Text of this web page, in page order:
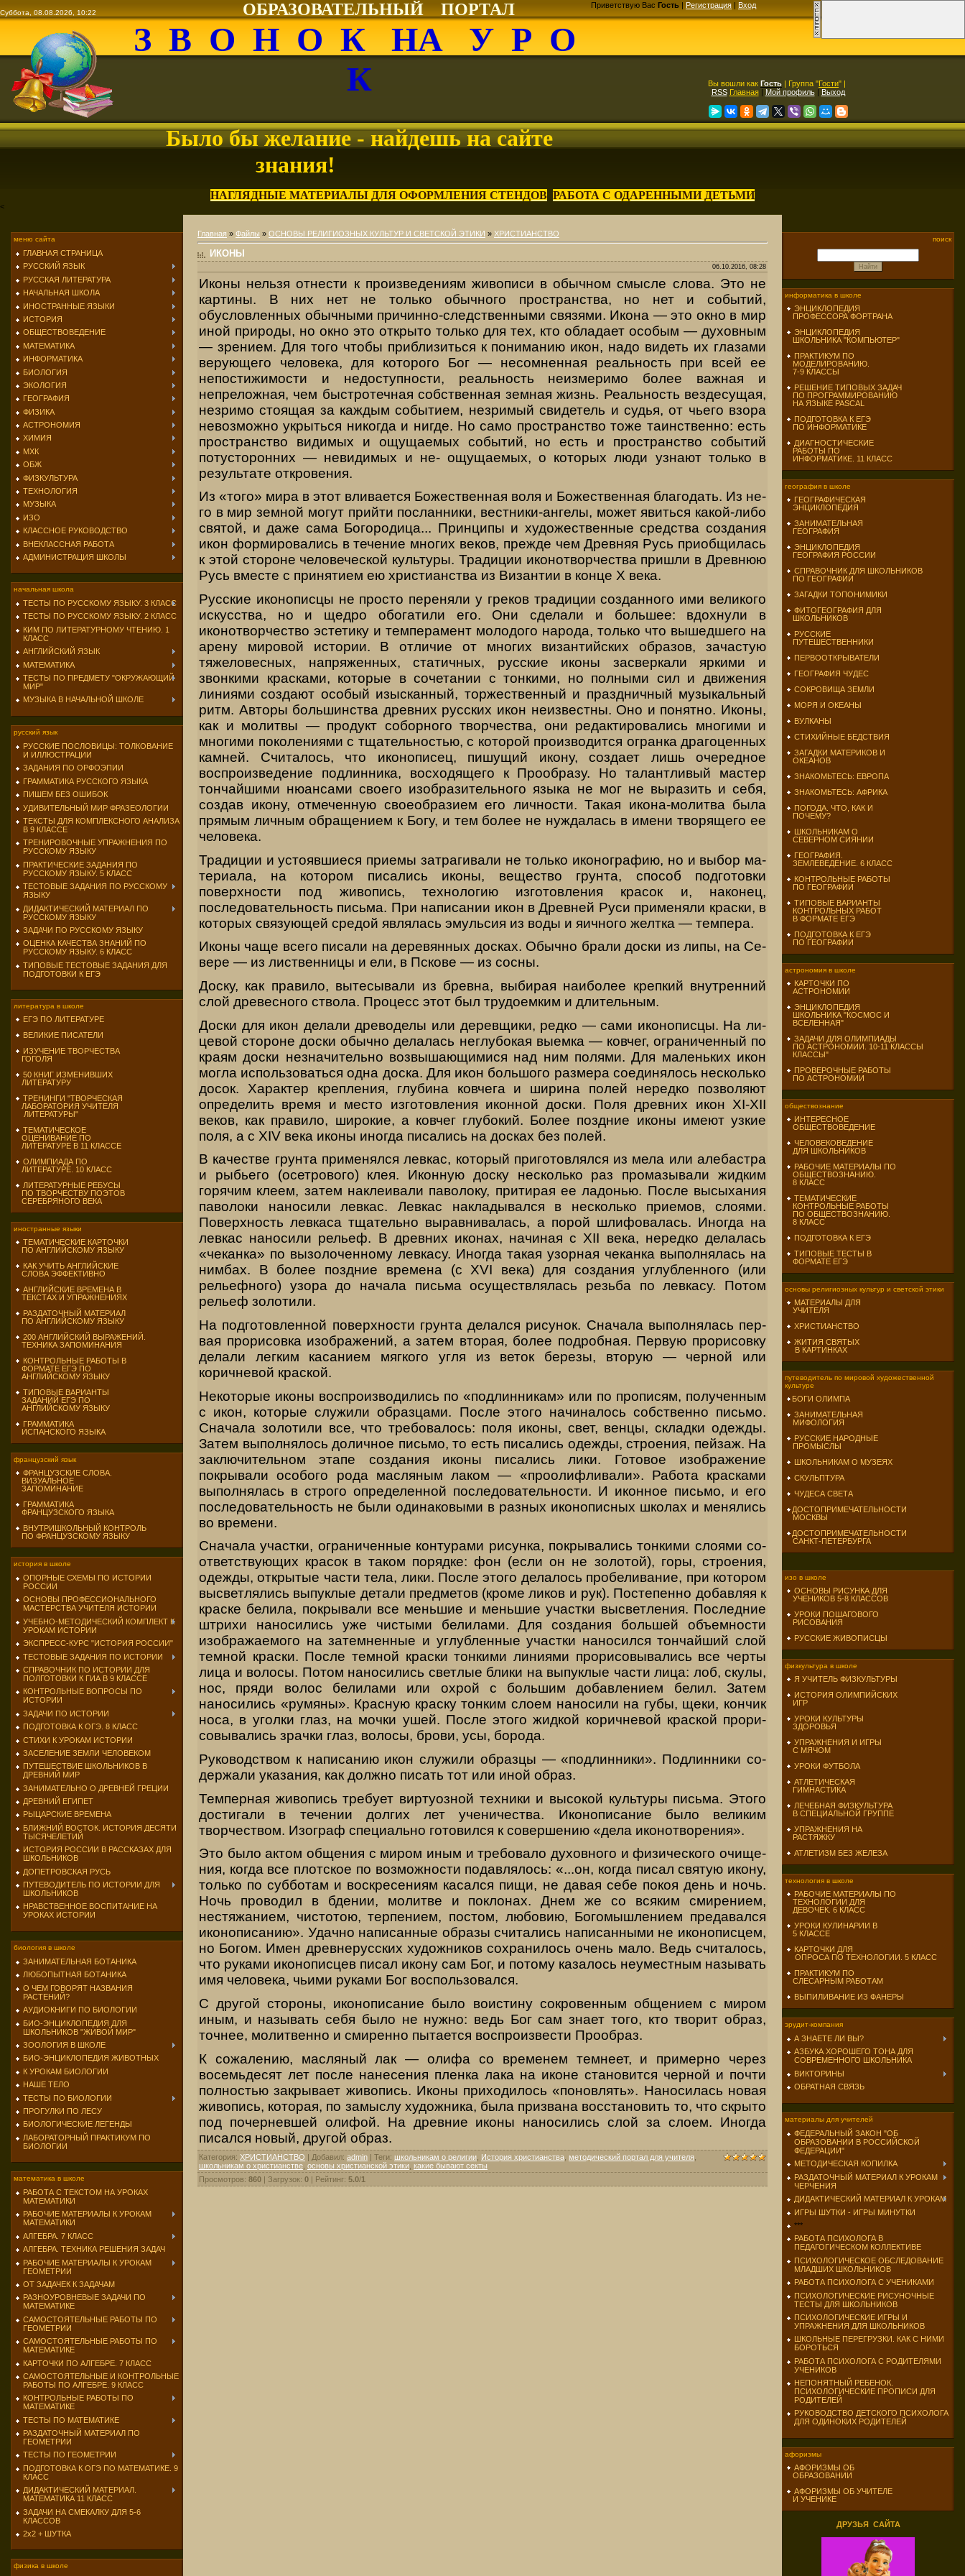
Суббота, 08.08.2026, 10:22 ОБРАЗОВАТЕЛЬНЫЙ ПОРТАЛ Приветствую Вас Гость | Регистрация | Вход
З В О Н О К НА У Р О
К
Было бы желание - найдешь на сайте
знания!
Вы вошли как Гость | Группа "Гости" |
RSS Главная| Мой профиль| Выход
НАГЛЯДНЫЕ МАТЕРИАЛЫ ДЛЯ ОФОРМЛЕНИЯ СТЕНДОВ РАБОТА С ОДАРЕННЫМИ ДЕТЬМИ
<
меню сайта
ГЛАВНАЯ СТРАНИЦА
РУССКИЙ ЯЗЫК
РУССКАЯ ЛИТЕРАТУРА
НАЧАЛЬНАЯ ШКОЛА
ИНОСТРАННЫЕ ЯЗЫКИ
ИСТОРИЯ
ОБЩЕСТВОВЕДЕНИЕ
МАТЕМАТИКА
ИНФОРМАТИКА
БИОЛОГИЯ
ЭКОЛОГИЯ
ГЕОГРАФИЯ
ФИЗИКА
АСТРОНОМИЯ
ХИМИЯ
МХК
ОБЖ
ФИЗКУЛЬТУРА
ТЕХНОЛОГИЯ
МУЗЫКА
ИЗО
КЛАССНОЕ РУКОВОДСТВО
ВНЕКЛАССНАЯ РАБОТА
АДМИНИСТРАЦИЯ ШКОЛЫ
начальная школа
ТЕСТЫ ПО РУССКОМУ ЯЗЫКУ. 3 КЛАСС
ТЕСТЫ ПО РУССКОМУ ЯЗЫКУ. 2 КЛАСС
КИМ ПО ЛИТЕРАТУРНОМУ ЧТЕНИЮ. 1
КЛАСС
АНГЛИЙСКИЙ ЯЗЫК
МАТЕМАТИКА
ТЕСТЫ ПО ПРЕДМЕТУ "ОКРУЖАЮЩИЙ
МИР"
МУЗЫКА В НАЧАЛЬНОЙ ШКОЛЕ
русский язык
РУССКИЕ ПОСЛОВИЦЫ: ТОЛКОВАНИЕ
И ИЛЛЮСТРАЦИИ
ЗАДАНИЯ ПО ОРФОЭПИИ
ГРАММАТИКА РУССКОГО ЯЗЫКА
ПИШЕМ БЕЗ ОШИБОК
УДИВИТЕЛЬНЫЙ МИР ФРАЗЕОЛОГИИ
ТЕКСТЫ ДЛЯ КОМПЛЕКСНОГО АНАЛИЗА
В 9 КЛАССЕ
ТРЕНИРОВОЧНЫЕ УПРАЖНЕНИЯ ПО
РУССКОМУ ЯЗЫКУ
ПРАКТИЧЕСКИЕ ЗАДАНИЯ ПО
РУССКОМУ ЯЗЫКУ. 5 КЛАСС
ТЕСТОВЫЕ ЗАДАНИЯ ПО РУССКОМУ
ЯЗЫКУ
ДИДАКТИЧЕСКИЙ МАТЕРИАЛ ПО
РУССКОМУ ЯЗЫКУ
ЗАДАЧИ ПО РУССКОМУ ЯЗЫКУ
ОЦЕНКА КАЧЕСТВА ЗНАНИЙ ПО
РУССКОМУ ЯЗЫКУ. 6 КЛАСС
ТИПОВЫЕ ТЕСТОВЫЕ ЗАДАНИЯ ДЛЯ
ПОДГОТОВКИ К ЕГЭ
литература в школе
ЕГЭ ПО ЛИТЕРАТУРЕ
ВЕЛИКИЕ ПИСАТЕЛИ
ИЗУЧЕНИЕ ТВОРЧЕСТВА
ГОГОЛЯ
50 КНИГ ИЗМЕНИВШИХ
ЛИТЕРАТУРУ
ТРЕНИНГИ "ТВОРЧЕСКАЯ
ЛАБОРАТОРИЯ УЧИТЕЛЯ
ЛИТЕРАТУРЫ"
ТЕМАТИЧЕСКОЕ
ОЦЕНИВАНИЕ ПО
ЛИТЕРАТУРЕ В 11 КЛАССЕ
ОЛИМПИАДА ПО
ЛИТЕРАТУРЕ. 10 КЛАСС
ЛИТЕРАТУРНЫЕ РЕБУСЫ
ПО ТВОРЧЕСТВУ ПОЭТОВ
СЕРЕБРЯНОГО ВЕКА
иностранные языки
ТЕМАТИЧЕСКИЕ КАРТОЧКИ
ПО АНГЛИЙСКОМУ ЯЗЫКУ
КАК УЧИТЬ АНГЛИЙСКИЕ
СЛОВА ЭФФЕКТИВНО
АНГЛИЙСКИЕ ВРЕМЕНА В
ТЕКСТАХ И УПРАЖНЕНИЯХ
РАЗДАТОЧНЫЙ МАТЕРИАЛ
ПО АНГЛИЙСКОМУ ЯЗЫКУ
200 АНГЛИЙСКИЙ ВЫРАЖЕНИЙ.
ТЕХНИКА ЗАПОМИНАНИЯ
КОНТРОЛЬНЫЕ РАБОТЫ В
ФОРМАТЕ ЕГЭ ПО
АНГЛИЙСКОМУ ЯЗЫКУ
ТИПОВЫЕ ВАРИАНТЫ
ЗАДАНИЙ ЕГЭ ПО
АНГЛИЙСКОМУ ЯЗЫКУ
ГРАММАТИКА
ИСПАНСКОГО ЯЗЫКА
французский язык
ФРАНЦУЗСКИЕ СЛОВА.
ВИЗУАЛЬНОЕ
ЗАПОМИНАНИЕ
ГРАММАТИКА
ФРАНЦУЗСКОГО ЯЗЫКА
ВНУТРИШКОЛЬНЫЙ КОНТРОЛЬ
ПО ФРАНЦУЗСКОМУ ЯЗЫКУ
история в школе
ОПОРНЫЕ СХЕМЫ ПО ИСТОРИИ
РОССИИ
ОСНОВЫ ПРОФЕССИОНАЛЬНОГО
МАСТЕРСТВА УЧИТЕЛЯ ИСТОРИИ
УЧЕБНО-МЕТОДИЧЕСКИЙ КОМПЛЕКТ К
УРОКАМ ИСТОРИИ
ЭКСПРЕСС-КУРС "ИСТОРИЯ РОССИИ"
ТЕСТОВЫЕ ЗАДАНИЯ ПО ИСТОРИИ
СПРАВОЧНИК ПО ИСТОРИИ ДЛЯ
ПОЛГОТОВКИ К ГИА В 9 КЛАССЕ
КОНТРОЛЬНЫЕ ВОПРОСЫ ПО
ИСТОРИИ
ЗАДАЧИ ПО ИСТОРИИ
ПОДГОТОВКА К ОГЭ. 8 КЛАСС
СТИХИ К УРОКАМ ИСТОРИИ
ЗАСЕЛЕНИЕ ЗЕМЛИ ЧЕЛОВЕКОМ
ПУТЕШЕСТВИЕ ШКОЛЬНИКОВ В
ДРЕВНИЙ МИР
ЗАНИМАТЕЛЬНО О ДРЕВНЕЙ ГРЕЦИИ
ДРЕВНИЙ ЕГИПЕТ
РЫЦАРСКИЕ ВРЕМЕНА
БЛИЖНИЙ ВОСТОК. ИСТОРИЯ ДЕСЯТИ
ТЫСЯЧЕЛЕТИЙ
ИСТОРИЯ РОССИИ В РАССКАЗАХ ДЛЯ
ШКОЛЬНИКОВ
ДОПЕТРОВСКАЯ РУСЬ
ПУТЕВОДИТЕЛЬ ПО ИСТОРИИ ДЛЯ
ШКОЛЬНИКОВ
НРАВСТВЕННОЕ ВОСПИТАНИЕ НА
УРОКАХ ИСТОРИИ
биология в школе
ЗАНИМАТЕЛЬНАЯ БОТАНИКА
ЛЮБОПЫТНАЯ БОТАНИКА
О ЧЕМ ГОВОРЯТ НАЗВАНИЯ
РАСТЕНИЙ?
АУДИОКНИГИ ПО БИОЛОГИИ
БИО-ЭНЦИКЛОПЕДИЯ ДЛЯ
ШКОЛЬНИКОВ "ЖИВОЙ МИР"
ЗООЛОГИЯ В ШКОЛЕ
БИО-ЭНЦИКЛОПЕДИЯ ЖИВОТНЫХ
К УРОКАМ БИОЛОГИИ
НАШЕ ТЕЛО
ТЕСТЫ ПО БИОЛОГИИ
ПРОГУЛКИ ПО ЛЕСУ
БИОЛОГИЧЕСКИЕ ЛЕГЕНДЫ
ЛАБОРАТОРНЫЙ ПРАКТИКУМ ПО
БИОЛОГИИ
математика в школе
РАБОТА С ТЕКСТОМ НА УРОКАХ
МАТЕМАТИКИ
РАБОЧИЕ МАТЕРИАЛЫ К УРОКАМ
МАТЕМАТИКИ
АЛГЕБРА. 7 КЛАСС
АЛГЕБРА. ТЕХНИКА РЕШЕНИЯ ЗАДАЧ
РАБОЧИЕ МАТЕРИАЛЫ К УРОКАМ
ГЕОМЕТРИИ
ОТ ЗАДАЧЕК К ЗАДАЧАМ
РАЗНОУРОВНЕВЫЕ ЗАДАЧИ ПО
МАТЕМАТИКЕ
САМОСТОЯТЕЛЬНЫЕ РАБОТЫ ПО
ГЕОМЕТРИИ
САМОСТОЯТЕЛЬНЫЕ РАБОТЫ ПО
МАТЕМАТИКЕ
КАРТОЧКИ ПО АЛГЕБРЕ. 7 КЛАСС
САМОСТОЯТЕЛЬНЫЕ И КОНТРОЛЬНЫЕ
РАБОТЫ ПО АЛГЕБРЕ. 9 КЛАСС
КОНТРОЛЬНЫЕ РАБОТЫ ПО
МАТЕМАТИКЕ
ТЕСТЫ ПО МАТЕМАТИКЕ
РАЗДАТОЧНЫЙ МАТЕРИАЛ ПО
ГЕОМЕТРИИ
ТЕСТЫ ПО ГЕОМЕТРИИ
ПОДГОТОВКА К ОГЭ ПО МАТЕМАТИКЕ. 9
КЛАСС
ДИДАКТИЧЕСКИЙ МАТЕРИАЛ.
МАТЕМАТИКА 11 КЛАСС
ЗАДАЧИ НА СМЕКАЛКУ ДЛЯ 5-6
КЛАССОВ
2х2 + ШУТКА
физика в школе
Главная » Файлы » ОСНОВЫ РЕЛИГИОЗНЫХ КУЛЬТУР И СВЕТСКОЙ ЭТИКИ » ХРИСТИАНСТВО
ИКОНЫ
06.10.2016, 08:28
Иконы нельзя отнести к произведениям живописи в обычном смысле слова. Это не
картины. В них нет не только обычного про­странства, но нет и событий,
обусловленных обычными причинно-следственными связя­ми. Икона — это окно в мир
иной природы, но окно это открыто только для тех, кто об­ладает особым — духовным
— зрением. Для того чтобы приблизиться к пониманию икон, надо видеть их глазами
верующего че­ловека, для которого Бог — несомненная ре­альность при всей ее
непостижимости и не­доступности, реальность неизмеримо более важная и
непреложная, чем быстротечная собственная земная жизнь. Реальность вездесущая,
незримо стоящая за каждым собы­тием, незримый свидетель и судья, от чьего взора
невозможно укрыться никогда и ни­где. Но само пространство тоже таинствен­но: есть
пространство видимых и ощущае­мых событий, но есть и пространство событий
потусторонних — невидимых и не- ощущаемых, о которых люди узнают только в
результате откровения.
Из «того» мира в этот вливается Божест­венная воля и Божественная благодать. Из не­
го в мир земной могут прийти посланники, ве­стники-ангелы, может явиться какой-либо
святой, и даже сама Богородица... Принципы и художественные средства создания
икон формировались в течение многих веков, прежде чем Древняя Русь приобщилась
к этой стороне человеческой культуры. Традиции иконотворчества пришли в Древнюю
Русь вместе с принятием ею христианства из Ви­зантии в конце X века.
Русские иконописцы не просто переняли у греков традиции созданного ими великого
ис­кусства, но и щедро обогатили его. Они сдела­ли и большее: вдохнули в
иконотворчество эс­тетику и темперамент молодого народа, только что вышедшего на
арену мировой ис­тории. В отличие от многих византийских об­разов, зачастую
тяжеловесных, напряжен­ных, статичных, русские иконы засверкали яркими и
звонкими красками, которые в со­четании с тонкими, но полными сил и движе­ния
линиями создают особый изысканный, торжественный и праздничный музыкальный
ритм. Авторы большинства древних русских икон неизвестны. Оно и понятно. Иконы,
как и молитвы — продукт соборного творчества, они редактировались многими и
многими по­колениями с тщательностью, с которой произ­водится огранка драгоценных
камней. Счита­лось, что иконописец, пишущий икону, создает лишь очередное
воспроизведение под­линника, восходящего к Прообразу. Но та­лантливый мастер
тончайшими нюансами своего изобразительного языка не мог не вы­разить и себя,
создав икону, отмеченную сво­еобразием его личности. Такая икона-молит­ва была
прямым личным обращением к Богу, и тем более не нуждалась в имени творящего ее
человека.
Традиции и устоявшиеся приемы затраги­вали не только иконографию, но и выбор ма­
териала, на котором писались иконы, вещест­во грунта, способ подготовки
поверхности под живопись, технологию изготовления красок и, наконец,
последовательность письма. При написании икон в Древней Руси применяли краски, в
которых связующей средой явля­лась эмульсия из воды и яичного желтка — темпера.
Иконы чаще всего писали на деревянных досках. Обычно брали доски из липы, на Се­
вере — из лиственницы и ели, в Пскове — из сосны.
Доску, как правило, вытесывали из брев­на, выбирая наиболее крепкий внутренний
слой древесного ствола. Процесс этот был тру­доемким и длительным.
Доски для икон делали древоделы или деревщики, редко — сами иконописцы. На ли­
цевой стороне доски обычно делалась неглубо­кая выемка — ковчег, ограниченный по
краям доски незначительно возвышающимися над ним полями. Для маленьких икон
могла ис­пользоваться одна доска. Для икон большого размера соединялось несколько
досок. Харак­тер крепления, глубина ковчега и ширина по­лей нередко позволяют
определить время и ме­сто изготовления иконной доски. Поля древних икон XI-XII
веков, как правило, ши­рокие, а ковчег глубокий. Более поздние ико­ны имеют узкие
поля, а с XIV века иконы ино­гда писались на досках без полей.
В качестве грунта применялся левкас, ко­торый приготовлялся из мела или алебастра
и рыбьего (осетрового) клея. Иконную доску не­сколько раз промазывали жидким
горячим клеем, затем наклеивали паволоку, притирая ее ладонью. После высыхания
паволоки нано­сили левкас. Левкас накладывался в несколь­ко приемов, слоями.
Поверхность левкаса тща­тельно выравнивалась, а порой шлифовалась. Иногда на
левкас наносили рельеф. В древних иконах, начиная с XII века, нередко делалась
«чеканка» по вызолоченному левкасу. Иногда такая узорная чеканка выполнялась на
ним­бах. В более поздние времена (с XVI века) для создания углубленного (или
рельефного) узора до начала письма осуществлялась резьба по левкасу. Потом
рельеф золотили.
На подготовленной поверхности грунта делался рисунок. Сначала выполнялась пер­
вая прорисовка изображений, а затем вто­рая, более подробная. Первую прорисовку
де­лали легким касанием мягкого угля из веток березы, вторую — черной или
коричневой краской.
Некоторые иконы воспроизводились по «подлинникам» или по прописям, получен­ным
с икон, которые служили образцами. После этого начиналось собственно письмо.
Сначала золотили все, что требовалось: поля иконы, свет, венцы, складки одежды.
Затем выполнялось доличное письмо, то есть писа­лись одежды, строения, пейзаж. На
заключи­тельном этапе создания иконы писались ли­ки. Готовое изображение
покрывали особого рода масляным лаком — «проолифливали». Работа красками
выполнялась в строго опре­деленной последовательности. И иконное письмо, и его
последовательность не были одинаковыми в разных иконописных школах и менялись
во времени.
Сначала участки, ограниченные контура­ми рисунка, покрывались тонкими слоями со­
ответствующих красок в таком порядке: фон (если он не золотой), горы, строения,
одежды, открытые части тела, лики. После этого дела­лось пробеливание, при котором
высветля­лись выпуклые детали предметов (кроме ли­ков и рук). Постепенно добавляя к
краске бе­лила, покрывали все меньшие и меньшие участки высветления. Последние
штрихи на­носились уже чистыми белилами. Для созда­ния большей объемности
изображаемого на затемненные и углубленные участки наносил­ся тончайший слой
темной краски. После тем­ной краски тонкими линиями прорисовыва­лись все черты
лица и волосы. Потом наносились светлые блики на выпуклые час­ти лица: лоб, скулы,
нос, пряди волос белила­ми или охрой с большим добавлением белил. Затем
наносились «румяны». Красную краску тонким слоем наносили на губы, щеки, кон­чик
носа, в уголки глаз, на мочки ушей. По­сле этого жидкой коричневой краской прори­
совывались зрачки глаз, волосы, брови, усы, борода.
Руководством к написанию икон служили образцы — «подлинники». Подлинники со­
держали указания, как должно писать тот или иной образ.
Темперная живопись требует виртуозной техники и высокой культуры письма. Этого
достигали в течении долгих лет ученичества. Иконописание было великим
творчеством. Изограф специально готовился к совершению «дела иконотворения».
Это было актом общения с миром иным и требовало духовного и физического очище­
ния, когда все плотское по возможности по­давлялось: «...он, когда писал святую икону,
только по субботам и воскресениям касался пищи, не давая себе покоя день и ночь.
Ночь проводил в бдении, молитве и поклонах. Днем же со всяким смирением,
нестяжанием, чис­тотою, терпением, постом, любовию, Богомышлением предавался
иконописанию». Удачно написанные образы считались написанными не иконописцем,
но Богом. Имен древнерус­ских художников сохранилось очень мало. Ведь считалось,
что руками иконописцев пи­сал икону сам Бог, и потому казалось неуме­стным называть
имя человека, чьими руками Бог воспользовался.
С другой стороны, иконописание было во­истину сокровенным общением с миром
иным, и называть себя было не нужно: ведь Бог сам знает того, кто творит образ,
точнее, молитвенно и смиренно пытается воспроизве­сти Прообраз.
К сожалению, масляный лак — олифа со временем темнеет, и примерно через
восемь­десят лет после нанесения пленка лака на иконе становится черной и почти
полностью закрывает живопись. Иконы приходилось «поновлять». Наносилась новая
живопись, которая, по замыслу художника, была при­звана восстановить то, что скрыто
под почер­невшей олифой. На древние иконы наноси­лись слой за слоем. Иногда
писался новый, другой образ.
Категория: ХРИСТИАНСТВО | Добавил: admin | Теги: школьникам о религии История христианства методический портал для учителя
школьникам о христианстве основы христианской этики какие бывают секты
Просмотров: 860 | Загрузок: 0 | Рейтинг: 5.0/1
поиск
информатика в школе
ЭНЦИКЛОПЕДИЯ
ПРОФЕССОРА ФОРТРАНА
ЭНЦИКЛОПЕДИЯ
ШКОЛЬНИКА "КОМПЬЮТЕР"
ПРАКТИКУМ ПО
МОДЕЛИРОВАНИЮ.
7-9 КЛАССЫ
РЕШЕНИЕ ТИПОВЫХ ЗАДАЧ
ПО ПРОГРАММИРОВАНИЮ
НА ЯЗЫКЕ PASCAL
ПОДГОТОВКА К ЕГЭ
ПО ИНФОРМАТИКЕ
ДИАГНОСТИЧЕСКИЕ
РАБОТЫ ПО
ИНФОРМАТИКЕ. 11 КЛАСС
география в школе
ГЕОГРАФИЧЕСКАЯ
ЭНЦИКЛОПЕДИЯ
ЗАНИМАТЕЛЬНАЯ
ГЕОГРАФИЯ
ЭНЦИКЛОПЕДИЯ
ГЕОГРАФИЯ РОССИИ
СПРАВОЧНИК ДЛЯ ШКОЛЬНИКОВ
ПО ГЕОГРАФИИ
ЗАГАДКИ ТОПОНИМИКИ
ФИТОГЕОГРАФИЯ ДЛЯ
ШКОЛЬНИКОВ
РУССКИЕ
ПУТЕШЕСТВЕННИКИ
ПЕРВООТКРЫВАТЕЛИ
ГЕОГРАФИЯ ЧУДЕС
СОКРОВИЩА ЗЕМЛИ
МОРЯ И ОКЕАНЫ
ВУЛКАНЫ
СТИХИЙНЫЕ БЕДСТВИЯ
ЗАГАДКИ МАТЕРИКОВ И
ОКЕАНОВ
ЗНАКОМЬТЕСЬ: ЕВРОПА
ЗНАКОМЬТЕСЬ: АФРИКА
ПОГОДА. ЧТО, КАК И
ПОЧЕМУ?
ШКОЛЬНИКАМ О
СЕВЕРНОМ СИЯНИИ
ГЕОГРАФИЯ.
ЗЕМЛЕВЕДЕНИЕ. 6 КЛАСС
КОНТРОЛЬНЫЕ РАБОТЫ
ПО ГЕОГРАФИИ
ТИПОВЫЕ ВАРИАНТЫ
КОНТРОЛЬНЫХ РАБОТ
В ФОРМАТЕ ЕГЭ
ПОДГОТОВКА К ЕГЭ
ПО ГЕОГРАФИИ
астрономия в школе
КАРТОЧКИ ПО
АСТРОНОМИИ
ЭНЦИКЛОПЕДИЯ
ШКОЛЬНИКА "КОСМОС И
ВСЕЛЕННАЯ"
ЗАДАЧИ ДЛЯ ОЛИМПИАДЫ
ПО АСТРОНОМИИ. 10-11 КЛАССЫ
КЛАССЫ"
ПРОВЕРОЧНЫЕ РАБОТЫ
ПО АСТРОНОМИИ
обществознание
ИНТЕРЕСНОЕ
ОБЩЕСТВОВЕДЕНИЕ
ЧЕЛОВЕКОВЕДЕНИЕ
ДЛЯ ШКОЛЬНИКОВ
РАБОЧИЕ МАТЕРИАЛЫ ПО
ОБЩЕСТВОЗНАНИЮ.
8 КЛАСС
ТЕМАТИЧЕСКИЕ
КОНТРОЛЬНЫЕ РАБОТЫ
ПО ОБЩЕСТВОЗНАНИЮ.
8 КЛАСС
ПОДГОТОВКА К ЕГЭ
ТИПОВЫЕ ТЕСТЫ В
ФОРМАТЕ ЕГЭ
основы религиозных культур и светской этики
МАТЕРИАЛЫ ДЛЯ
УЧИТЕЛЯ
ХРИСТИАНСТВО
ЖИТИЯ СВЯТЫХ
В КАРТИНКАХ
путеводитель по мировой художественной
культуре
БОГИ ОЛИМПА
ЗАНИМАТЕЛЬНАЯ
МИФОЛОГИЯ
РУССКИЕ НАРОДНЫЕ
ПРОМЫСЛЫ
ШКОЛЬНИКАМ О МУЗЕЯХ
СКУЛЬПТУРА
ЧУДЕСА СВЕТА
ДОСТОПРИМЕЧАТЕЛЬНОСТИ
МОСКВЫ
ДОСТОПРИМЕЧАТЕЛЬНОСТИ
САНКТ-ПЕТЕРБУРГА
изо в школе
ОСНОВЫ РИСУНКА ДЛЯ
УЧЕНИКОВ 5-8 КЛАССОВ
УРОКИ ПОШАГОВОГО
РИСОВАНИЯ
РУССКИЕ ЖИВОПИСЦЫ
физкультура в школе
Я УЧИТЕЛЬ ФИЗКУЛЬТУРЫ
ИСТОРИЯ ОЛИМПИЙСКИХ
ИГР
УРОКИ КУЛЬТУРЫ
ЗДОРОВЬЯ
УПРАЖНЕНИЯ И ИГРЫ
С МЯЧОМ
УРОКИ ФУТБОЛА
АТЛЕТИЧЕСКАЯ
ГИМНАСТИКА
ЛЕЧЕБНАЯ ФИЗКУЛЬТУРА
В СПЕЦИАЛЬНОЙ ГРУППЕ
УПРАЖНЕНИЯ НА
РАСТЯЖКУ
АТЛЕТИЗМ БЕЗ ЖЕЛЕЗА
технология в школе
РАБОЧИЕ МАТЕРИАЛЫ ПО
ТЕХНОЛОГИИ ДЛЯ
ДЕВОЧЕК. 6 КЛАСС
УРОКИ КУЛИНАРИИ В
5 КЛАССЕ
КАРТОЧКИ ДЛЯ
ОПРОСА ПО ТЕХНОЛОГИИ. 5 КЛАСС
ПРАКТИКУМ ПО
СЛЕСАРНЫМ РАБОТАМ
ВЫПИЛИВАНИЕ ИЗ ФАНЕРЫ
эрудит-компания
А ЗНАЕТЕ ЛИ ВЫ?
АЗБУКА ХОРОШЕГО ТОНА ДЛЯ
СОВРЕМЕННОГО ШКОЛЬНИКА
ВИКТОРИНЫ
ОБРАТНАЯ СВЯЗЬ
материалы для учителей
ФЕДЕРАЛЬНЫЙ ЗАКОН "ОБ
ОБРАЗОВАНИИ В РОССИЙСКОЙ
ФЕДЕРАЦИИ"
МЕТОДИЧЕСКАЯ КОПИЛКА
РАЗДАТОЧНЫЙ МАТЕРИАЛ К УРОКАМ
ЧЕРЧЕНИЯ
ДИДАКТИЧЕСКИЙ МАТЕРИАЛ К УРОКАМ
ИГРЫ ШУТКИ - ИГРЫ МИНУТКИ
***
РАБОТА ПСИХОЛОГА В
ПЕДАГОГИЧЕСКОМ КОЛЛЕКТИВЕ
ПСИХОЛОГИЧЕСКОЕ ОБСЛЕДОВАНИЕ
МЛАДШИХ ШКОЛЬНИКОВ
РАБОТА ПСИХОЛОГА С УЧЕНИКАМИ
ПСИХОЛОГИЧЕСКИЕ РИСУНОЧНЫЕ
ТЕСТЫ ДЛЯ ШКОЛЬНИКОВ
ПСИХОЛОГИЧЕСКИЕ ИГРЫ И
УПРАЖНЕНИЯ ДЛЯ ШКОЛЬНИКОВ
ШКОЛЬНЫЕ ПЕРЕГРУЗКИ. КАК С НИМИ
БОРОТЬСЯ
РАБОТА ПСИХОЛОГА С РОДИТЕЛЯМИ
УЧЕНИКОВ
НЕПОНЯТНЫЙ РЕБЕНОК.
ПСИХОЛОГИЧЕСКИЕ ПРОПИСИ ДЛЯ
РОДИТЕЛЕЙ
РУКОВОДСТВО ДЕТСКОГО ПСИХОЛОГА
ДЛЯ ОДИНОКИХ РОДИТЕЛЕЙ
афоризмы
АФОРИЗМЫ ОБ
ОБРАЗОВАНИИ
АФОРИЗМЫ ОБ УЧИТЕЛЕ
И УЧЕНИКЕ
ДРУЗЬЯ САЙТА